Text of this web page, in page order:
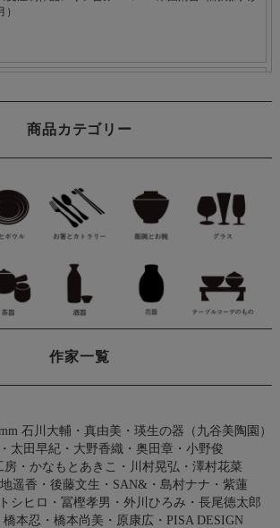
商品カテゴリー
作家一覧
石川大輔・真由美 ・ 瑛生の器（九谷美陶園）
・ 太田早紀 ・ 大野香織 ・ 奥田章 ・ 小野俊
房 ・ かなもとあきこ ・ 川村晃弘 ・ 澤村花菜
遥香 ・ 後藤文生 ・ SAN& ・ 島村ナナ ・ 紫蓮
シヒロ ・ 冨樫孝男 ・ 外川ひろみ ・ 長尾徳太郎
橋本忍 ・ 橋本尚美 ・ 原康広 ・ PISA DESIGN